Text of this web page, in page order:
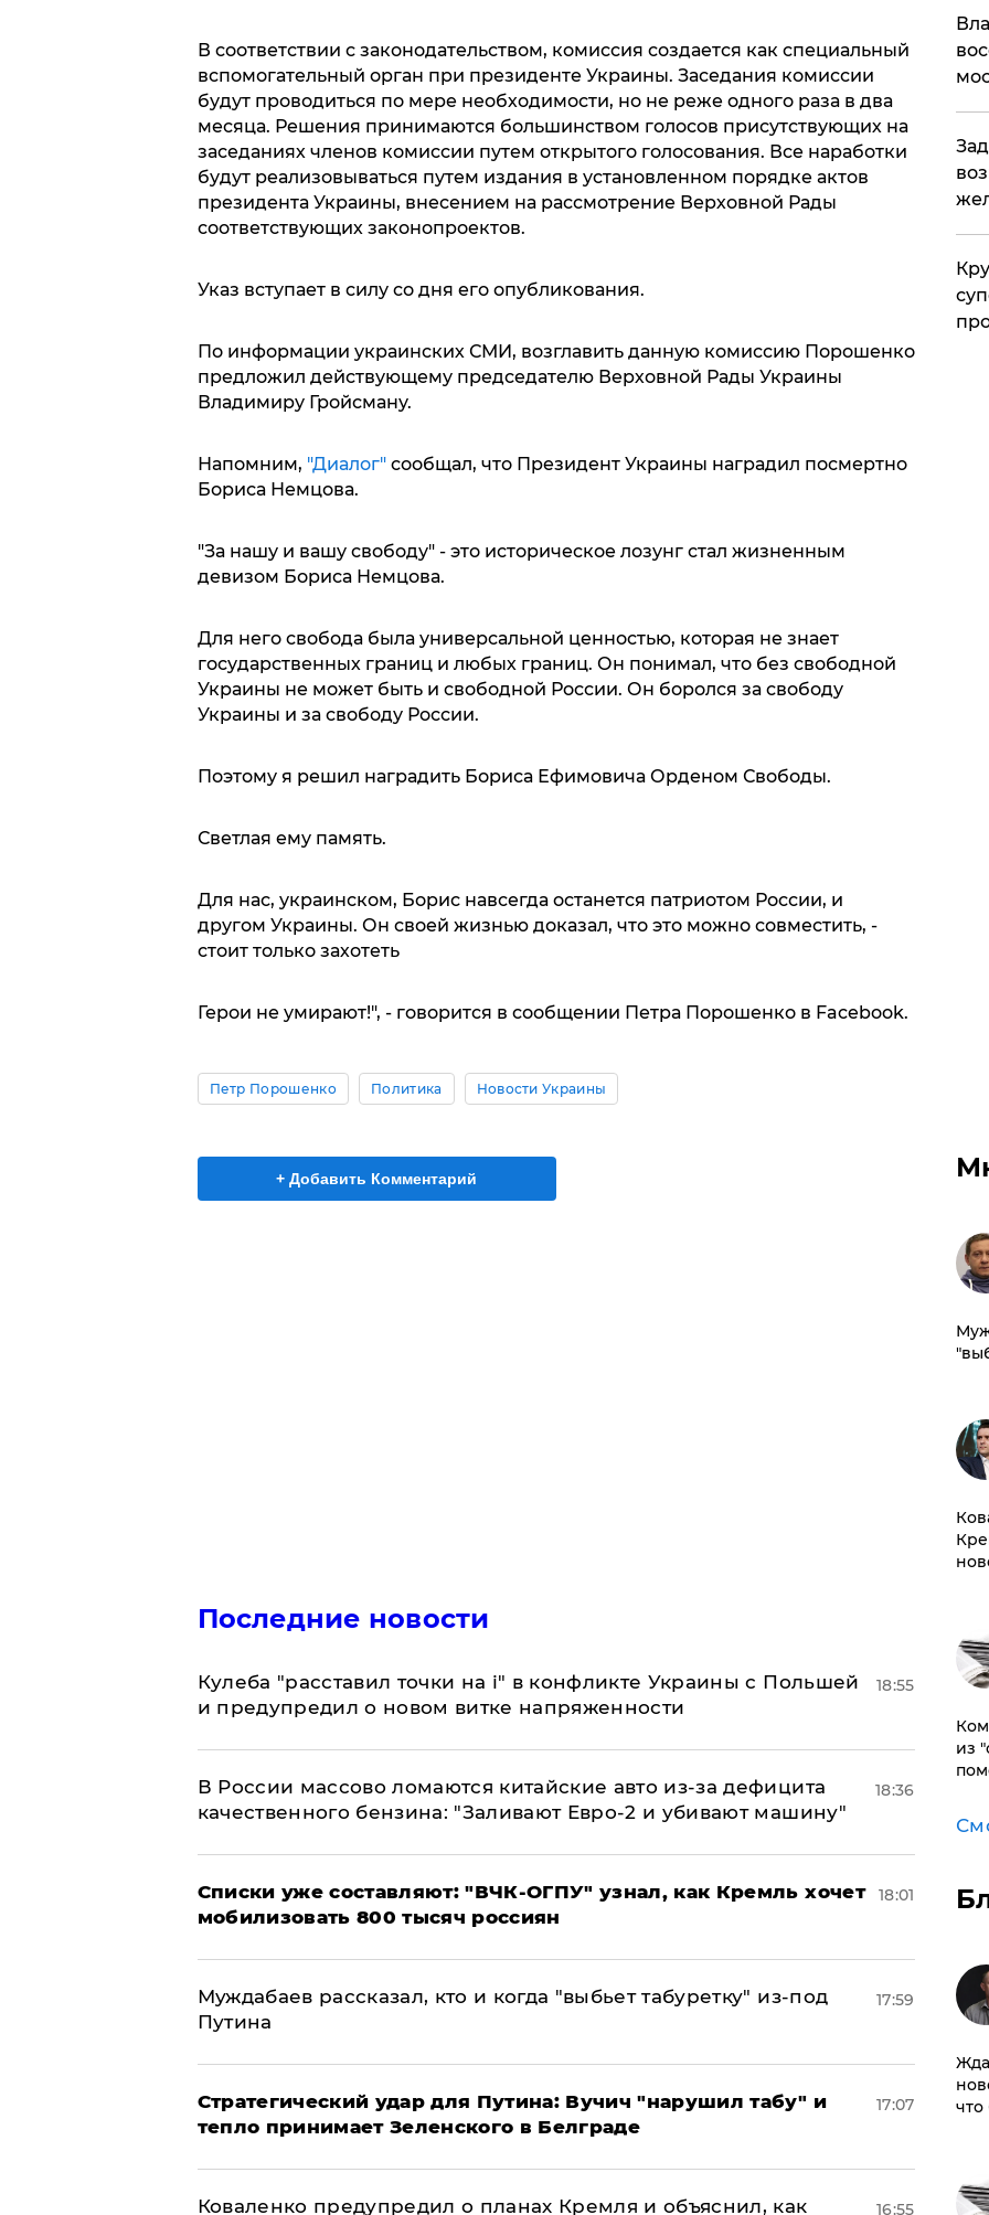
В соответствии с законодательством, комиссия создается как специальный
вспомогательный орган при президенте Украины. Заседания комиссии
будут проводиться по мере необходимости, но не реже одного раза в два
месяца. Решения принимаются большинством голосов присутствующих на
заседаниях членов комиссии путем открытого голосования. Все наработки
будут реализовываться путем издания в установленном порядке актов
президента Украины, внесением на рассмотрение Верховной Рады
соответствующих законопроектов.
Указ вступает в силу со дня его опубликования.
По информации украинских СМИ, возглавить данную комиссию Порошенко
предложил действующему председателю Верховной Рады Украины
Владимиру Гройсману.
Напомним, "Диалог"сообщал, что Президент Украины наградил посмертно
Бориса Немцова.
"За нашу и вашу свободу" - это историческое лозунг стал жизненным
девизом Бориса Немцова.
Для него свобода была универсальной ценностью, которая не знает
государственных границ и любых границ. Он понимал, что без свободной
Украины не может быть и свободной России. Он боролся за свободу
Украины и за свободу России.
Поэтому я решил наградить Бориса Ефимовича Орденом Свободы.
Светлая ему память.
Для нас, украинском, Борис навсегда останется патриотом России, и
другом Украины. Он своей жизнью доказал, что это можно совместить, -
стоит только захотеть
Герои не умирают!", - говорится в сообщении Петра Порошенко в Facebook.
Петр Порошенко Политика Новости Украины
+ Добавить Комментарий
Последние новости
Кулеба "расставил точки на і" в конфликте Украины с Польшей
и предупредил о новом витке напряженности
18:55
В России массово ломаются китайские авто из-за дефицита
качественного бензина: "Заливают Евро-2 и убивают машину"
18:36
Списки уже составляют: "ВЧК-ОГПУ" узнал, как Кремль хочет
мобилизовать 800 тысяч россиян
18:01
Муждабаев рассказал, кто и когда "выбьет табуретку" из-под
Путина
17:59
Стратегический удар для Путина: Вучич "нарушил табу" и
тепло принимает Зеленского в Белграде
17:07
Коваленко предупредил о планах Кремля и объяснил, как 16:55
из
что